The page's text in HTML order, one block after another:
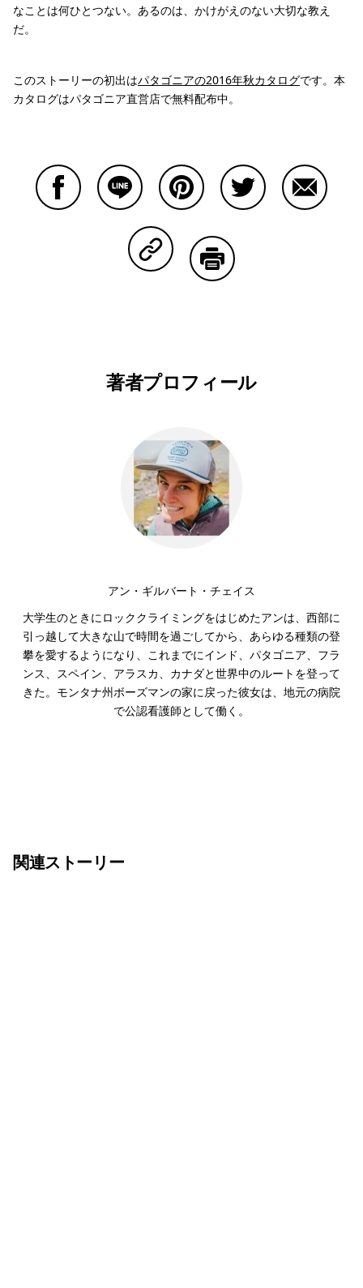
なことは何ひとつない。あるのは、かけがえのない大切な教え
だ。
このストーリーの初出はパタゴニアの2016年秋カタログです。本
カタログはパタゴニア直営店で無料配布中。
Copy Linkで共有する
著者プロフィール
アン・ギルバート・チェイス
大学生のときにロッククライミングをはじめたアンは、西部に
引っ越して大きな山で時間を過ごしてから、あらゆる種類の登
攀を愛するようになり、これまでにインド、パタゴニア、フラ
ンス、スペイン、アラスカ、カナダと世界中のルートを登って
きた。モンタナ州ボーズマンの家に戻った彼女は、地元の病院
で公認看護師として働く。
関連ストーリー